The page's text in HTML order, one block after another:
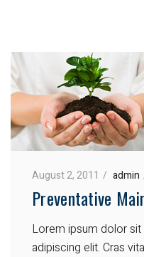
August 2, 2011 admin
Preventative
Lorem ipsum dolor
adipiscing elit. Cras